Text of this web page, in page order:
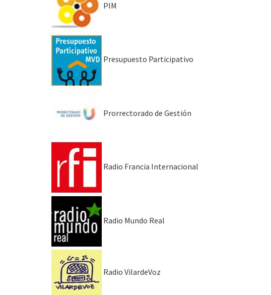
PIM
Presupuesto Participativo
Prorrectorado de Gestión
Radio Francia Internacional
Radio Mundo Real
Radio VilardeVoz